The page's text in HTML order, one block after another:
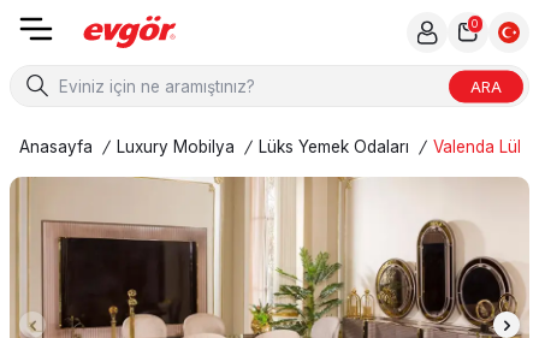
ARA
0
Anasayfa / Luxury Mobilya / Lüks Yemek Odaları / Valenda Lüks